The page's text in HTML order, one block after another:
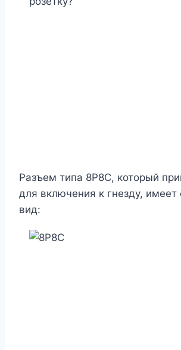
Разъем типа 8Р8С, который
для включения к гнезду,
вид: